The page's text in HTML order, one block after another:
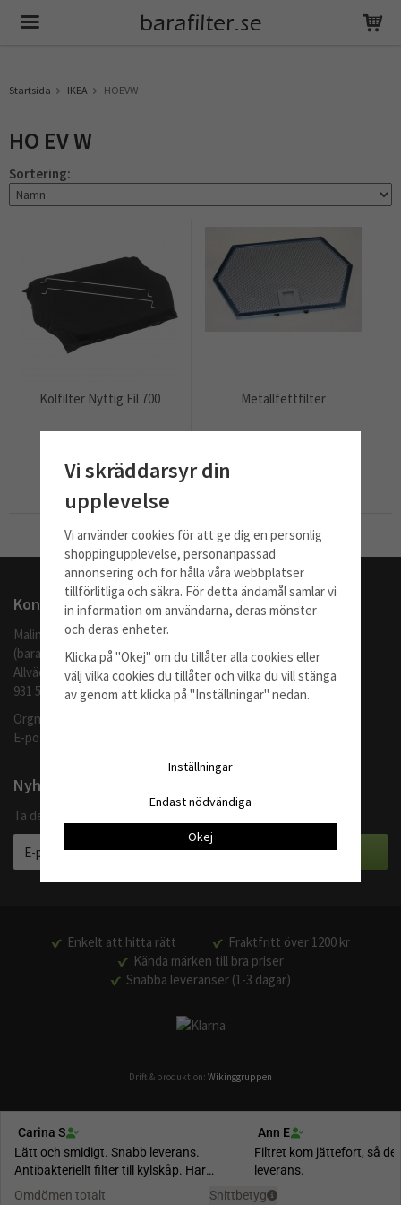
Startsida IKEA HOEVW
HO EV W
Sortering:
Kolfilter Nyttig Fil 700
Info Köp
Metallfettfilter
Till Kassan
Kontakta oss
Malingo AB
(barafilter.se)
Allvädersgränd 35
931 52 SKELLEFTEÅ
Orgnr: 559062-1370
E-post:
Nyhetsbrev
Ta del av våra bästa erbjudanden och produktnyheter
Enkelt att hitta rätt
Fraktfritt över 1200 kr
Kända märken till bra priser
Snabba leveranser (1-3 dagar)
Drift & produktion: Wikinggruppen
Vi skräddarsyr din
upplevelse
Vi använder cookies för att ge dig en personlig
shoppingupplevelse, personanpassad
annonsering och för hålla våra webbplatser
tillförlitliga och säkra. För detta ändamål samlar vi
in information om användarna, deras mönster
och deras enheter.
Klicka på "Okej" om du tillåter alla cookies eller
välj vilka cookies du tillåter och vilka du vill stänga
av genom att klicka på "Inställningar" nedan.
Inställningar
Endast nödvändiga
Okej